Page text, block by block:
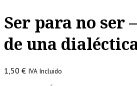
Ser para no ser
de una
1,50 € IVA Incluido